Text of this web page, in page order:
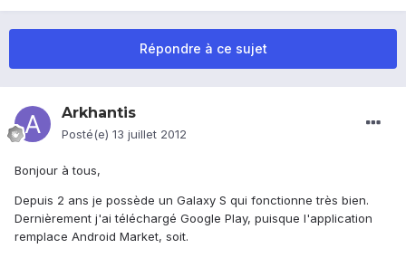
Répondre à ce sujet
Arkhantis
Posté(e) 13 juillet 2012
Bonjour à tous,
Depuis 2 ans je possède un Galaxy S qui fonctionne très bien.
Dernièrement j'ai téléchargé Google Play, puisque l'application
remplace Android Market, soit.